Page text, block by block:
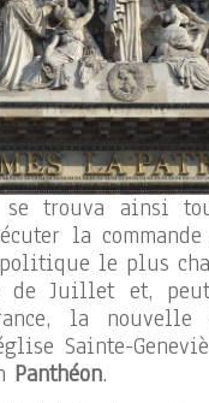
se trouva ainsi
la
le plus
de Juillet et,
la nouvelle
Sainte-
Panthéon.